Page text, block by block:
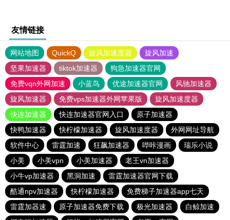
友情链接
网站地图 QuickQ 旋风加速度器
旋风加速
坚果加速器
tiktok加速器
狗急加速器官网
免费vqn外网加速
小蓝鸟 优途加速器官网
风驰加速器
旋风加速器
免费vps加速器外网苹果版
旋风加速度器
快连加速器
快连加速器官网入口
原子加速器
快鸭加速器
快柠檬加速器 旋风加速度器
外网网址导航
软件中心
雷霆加速 狂飙加速器 哔咔漫画
瑞乐小说
小美
小美vpn 小美加速器
老王vn加速器
小牛vp加速器
黑洞加速
雷霆加速器官网下载
酷通npv加速器
快柠檬加速器
免费梯子加速器app七天
雷霆加器速
原子加速器免费下载 极光加速器
白鲸加速